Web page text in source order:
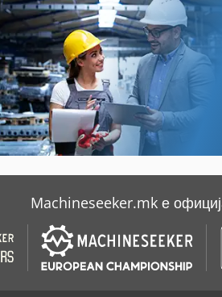
Csepel
Cugir
Machineseeker.mk е